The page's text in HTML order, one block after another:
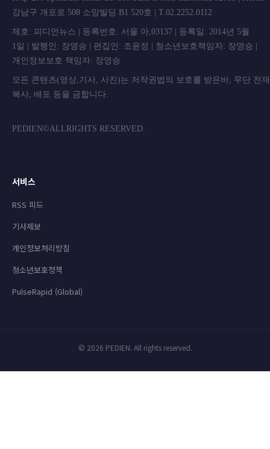
강남구 개포로 508 소망빌딩 B1 520호 | T.02.2252.0112
제호: 피디언뉴스 | 등록번호: 서울 아,03137 | 등록일: 2014년 5월
1일 | 발행인: 장영승 | 편집인: 조윤정 | 청소년보호책임자: 장영승 |
개인정보보호 책임자: 장영승
모든 콘텐츠(영상,기사, 사진)는 저작권법의 보호를 받은바, 무단 전
복사, 배포 등을 금합니
PEDIEN©ALLRIGHTS RESERVED.
서비스
RSS 피드
기사제보
개인정보처리방침
청소년보호정책
PulseRapid (Global)
© 2026 PEDIEN. All rights reserved.